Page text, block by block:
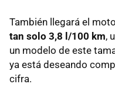
También llegará el
tan solo 3,8 l/100 km,
un modelo de este
ya está deseando
cifra.